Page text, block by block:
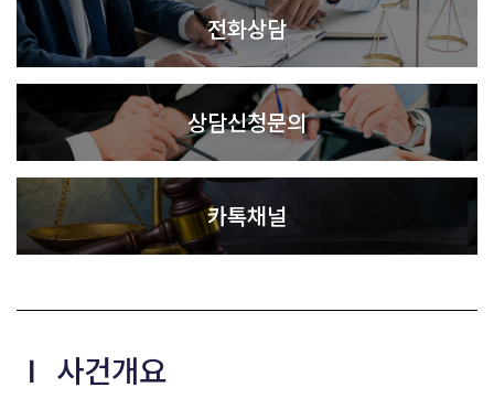
전화상담
상담신청문의
카톡채널
Ⅰ 사건개요